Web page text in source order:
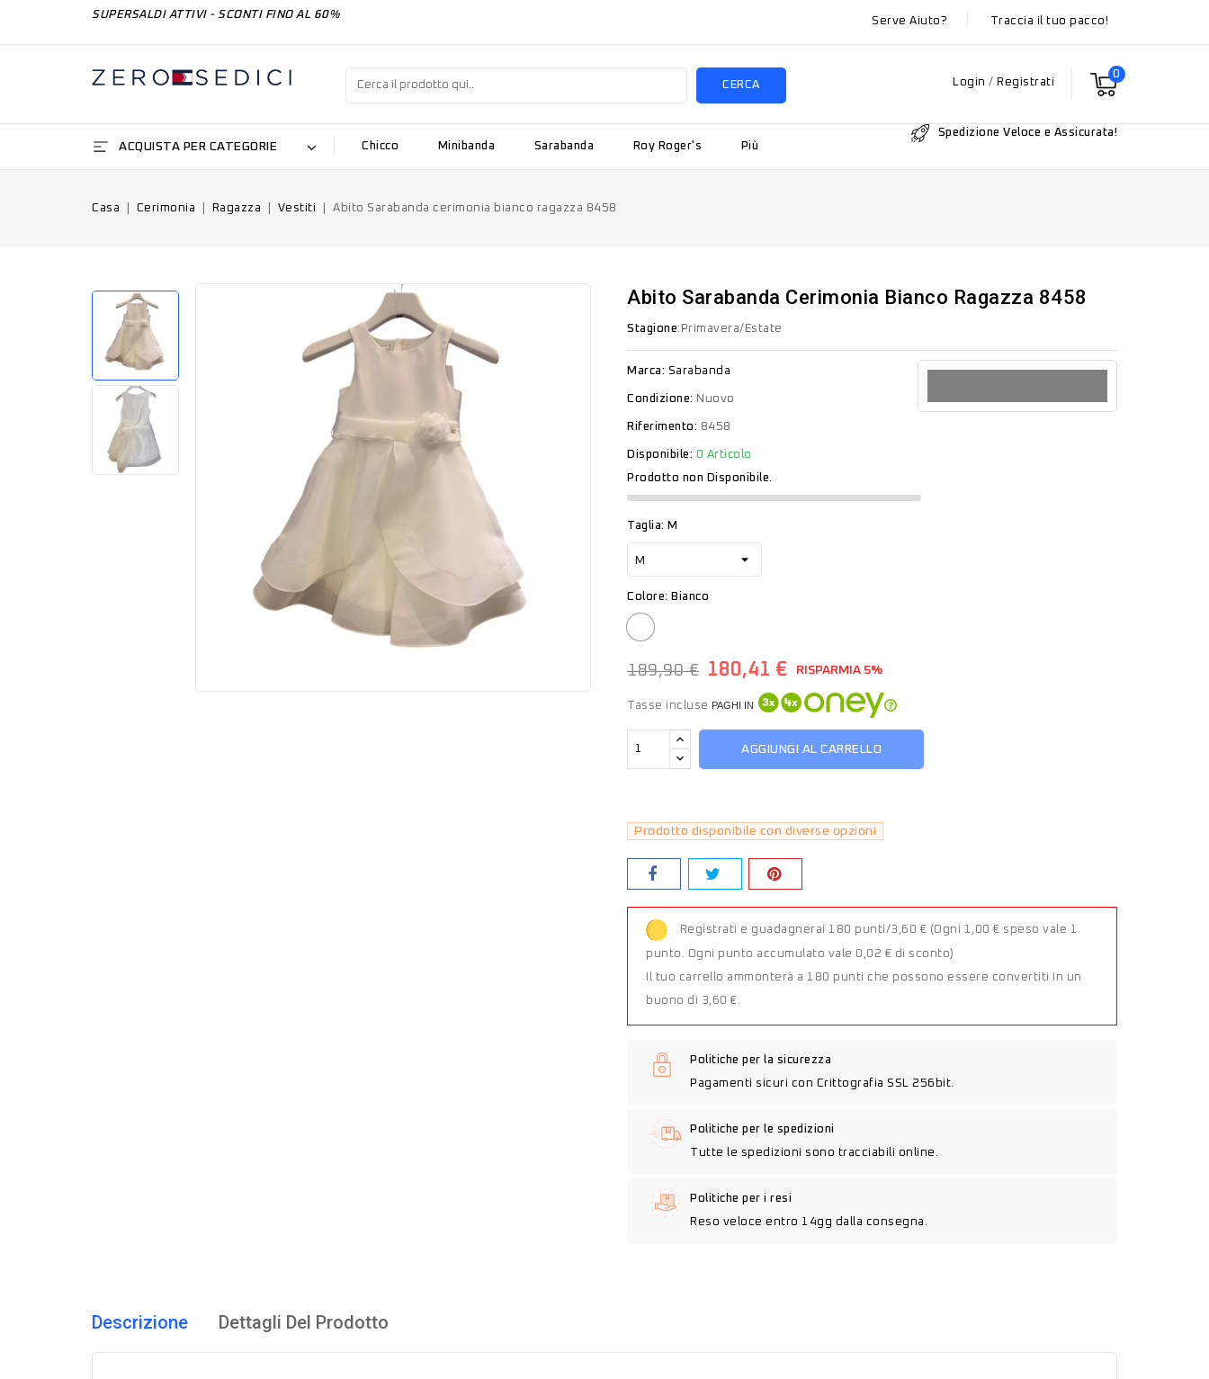
SUPERSALDI ATTIVI - SCONTI FINO AL 60%
Serve Aiuto? Traccia il tuo pacco!
0
Login / Registrati
CERCA
ACQUISTA PER CATEGORIE Chicco Minibanda Sarabanda Roy Roger's Più
Spedizione Veloce e Assicurata!
Casa Cerimonia Ragazza Vestiti Abito Sarabanda cerimonia bianco ragazza 8458
Abito Sarabanda Cerimonia Bianco Ragazza 8458
Stagione:Primavera/Estate
Marca: Sarabanda
Condizione: Nuovo
Riferimento: 8458
Disponibile: 0 Articolo
Prodotto non Disponibile.
Taglia: M
Colore: Bianco
Bianco
189,90 € 180,41 € RISPARMIA 5%
Tasse incluse PAGHI IN
AGGIUNGI AL CARRELLO
Prodotto disponibile con diverse opzioni
Registrati e guadagnerai 180 punti/3,60 € (Ogni 1,00 € speso vale 1
punto. Ogni punto accumulato vale 0,02 € di sconto)
Il tuo carrello ammonterà a 180 punti che possono essere convertiti in un
buono di 3,60 €.
Politiche per la sicurezza
Pagamenti sicuri con Crittografia SSL 256bit.
Politiche per le spedizioni
Tutte le spedizioni sono tracciabili online.
Politiche per i resi
Reso veloce entro 14gg dalla consegna.
Descrizione Dettagli Del Prodotto